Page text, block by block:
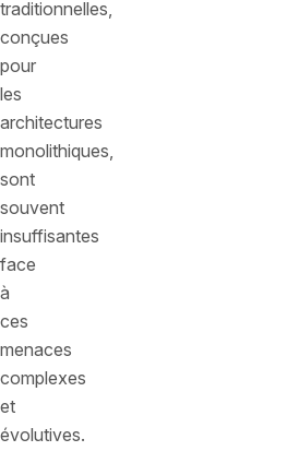
traditionnelles,
conçues
pour
les
architectures
monolithiques,
sont
souvent
insuffisantes
face
à
ces
menaces
complexes
et
évolutives.